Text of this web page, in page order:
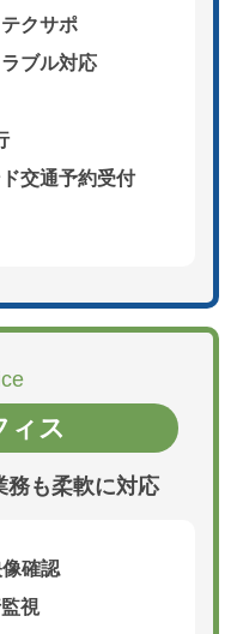
テクサポ
ブル対応
交通予約受付
ィス
務も柔軟に対応
像確認
視